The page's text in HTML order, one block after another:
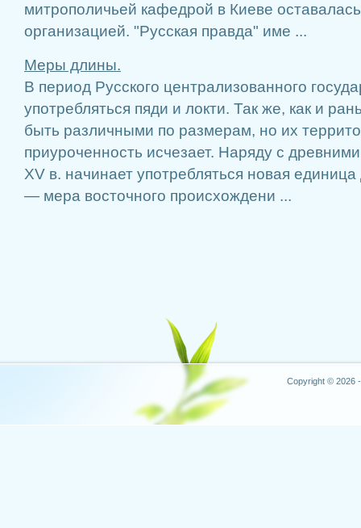
митрополичьей кафедрой в Киеве
организацией. "Русская правда" име ...
Меры длины.
В период Русского централизованного
употребляться пяди и локти. Так же, как и
быть различными по размерам, но их
приуроченность исчезает. Наряду с
XV в. начинает употребляться новая
— мера восточного происхождени ...
Copyright © 2026